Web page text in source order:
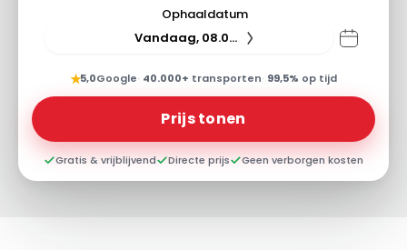
Ophaaldatum
Vandaag, 08.08.26
★5,0Google· 40.000+ transporten· 99,5% op tijd
Prijs tonen
Gratis & vrijblijvend Directe prijs Geen verborgen kosten